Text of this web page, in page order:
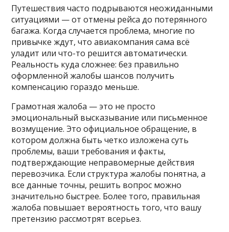
Путешествия часто подрываются неожиданными
ситуациями — от отмены рейса до потерянного
багажа. Когда случается проблема, многие по
привычке ждут, что авиакомпания сама всё
уладит или что-то решится автоматически.
Реальность куда сложнее: без правильно
оформленной жалобы шансов получить
компенсацию гораздо меньше.
Грамотная жалоба — это не просто
эмоциональный высказывание или письменное
возмущение. Это официальное обращение, в
котором должна быть четко изложена суть
проблемы, ваши требования и факты,
подтверждающие неправомерные действия
перевозчика. Если структура жалобы понятна, а
все данные точны, решить вопрос можно
значительно быстрее. Более того, правильная
жалоба повышает вероятность того, что вашу
претензию рассмотрят всерьез.